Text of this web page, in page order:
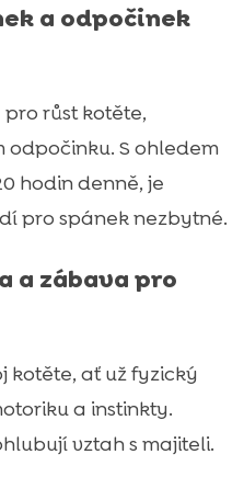
a odpočinek
růst kotěte,
S ohledem
hodin denně, je
pro spánek nezbytné.
a zábava pro
kotěte, ať už fyzický
a instinkty.
vztah s majiteli.